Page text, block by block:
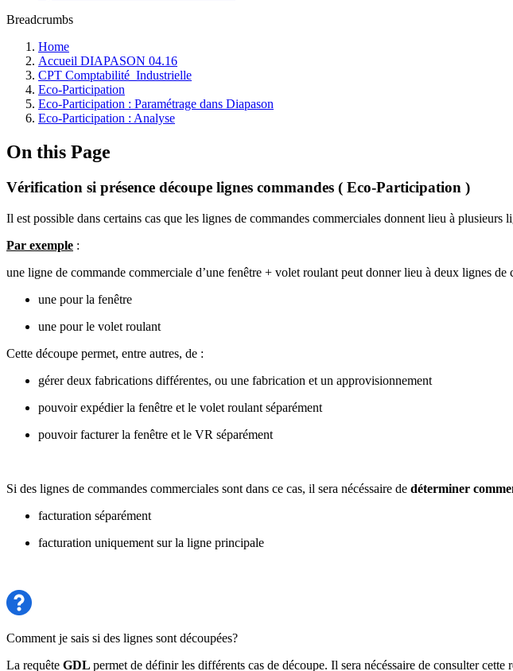
Breadcrumbs
Home
Accueil DIAPASON 04.16
CPT Comptabilité_Industrielle
Eco-Participation
Eco-Participation : Paramétrage dans Diapason
Eco-Participation : Analyse
On this Page
Vérification si présence découpe lignes commandes ( Eco-Participation )
Il est possible dans certains cas que les lignes de commandes commerciales donnent lieu à plusieurs
Par exemple :
une ligne de commande commerciale d’une fenêtre + volet roulant peut donner lieu à deux lignes de
une pour la fenêtre
une pour le volet roulant
Cette découpe permet, entre autres, de :
gérer deux fabrications différentes, ou une fabrication et un approvisionnement
pouvoir expédier la fenêtre et le volet roulant séparément
pouvoir facturer la fenêtre et le VR séparément
Si des lignes de commandes commerciales sont dans ce cas, il sera nécéssaire de déterminer
facturation séparément
facturation uniquement sur la ligne principale
Comment je sais si des lignes sont découpées?
La requête GDL permet de définir les différents cas de découpe. Il sera nécéssaire de consulter